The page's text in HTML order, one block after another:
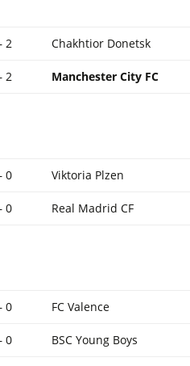
2 Chakhtior Donetsk
2 Manchester City FC
0 Viktoria Plzen
0 Real Madrid CF
0 FC Valence
0 BSC Young Boys